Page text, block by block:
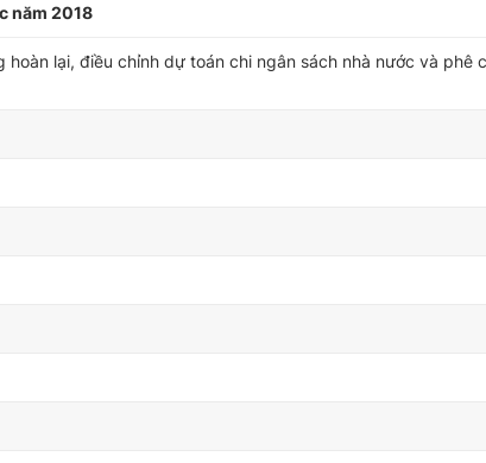
năm 2018
hoàn lại, điều chỉnh dự toán chi ngân sách nhà nước và phê